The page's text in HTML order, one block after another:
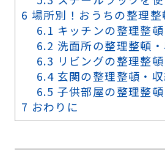
6 場所別！おうちの整理整
6.1 キッチンの整理整
6.2 洗面所の整理整頓
6.3 リビングの整理整
6.4 玄関の整理整頓・
6.5 子供部屋の整理整
7 おわりに